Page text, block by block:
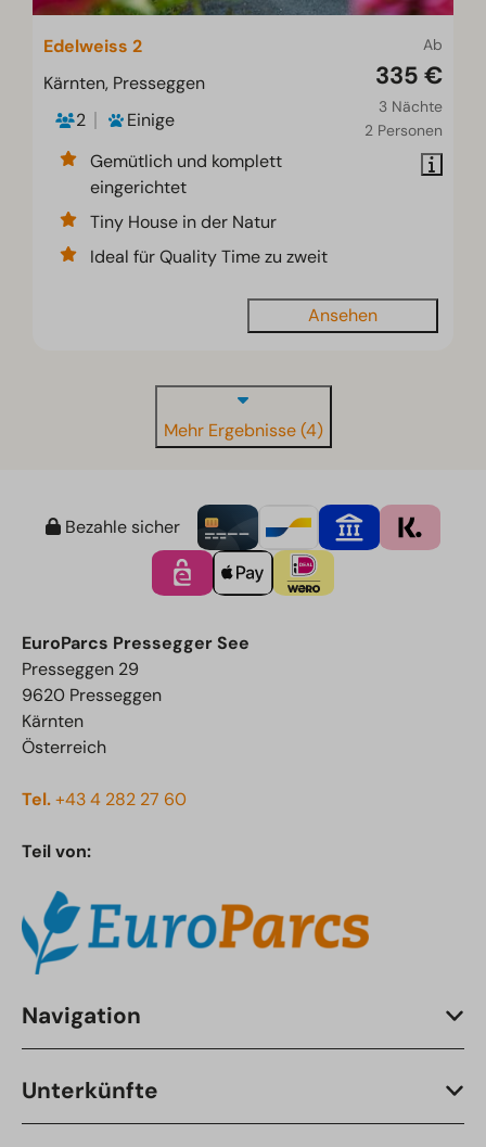
Ab
335 €
3 Nächte
2 Personen
Edelweiss 2
Kärnten, Presseggen
2
Einige
Gemütlich und komplett
eingerichtet
Tiny House in der Natur
Ideal für Quality Time zu zweit
Ansehen
Mehr Ergebnisse (4)
Bezahle sicher
EuroParcs Pressegger See
Presseggen 29
9620 Presseggen
Kärnten
Österreich
Tel.+43 4 282 27 60
Teil von:
Navigation
Unterkünfte